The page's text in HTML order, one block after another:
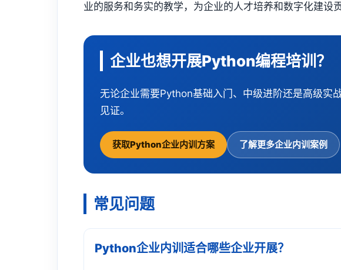
业的服务和务实的教学，为企业的人才培养和数字化建设
企业也想开展Python编程培训？
无论企业需要Python基础入门、中级进阶还是高级实
见证。
获取Python企业内训方案 了解更多企业内训案例
常见问题
Python企业内训适合哪些企业开展？